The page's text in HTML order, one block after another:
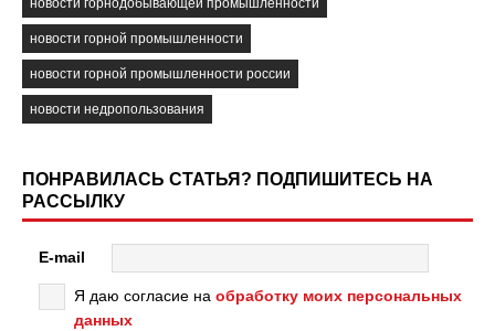
новости горнодобывающей промышленности
новости горной промышленности
новости горной промышленности россии
новости недропользования
ПОНРАВИЛАСЬ СТАТЬЯ? ПОДПИШИТЕСЬ НА
РАССЫЛКУ
E-mail
Я даю согласие на обработку моих персональных
данных